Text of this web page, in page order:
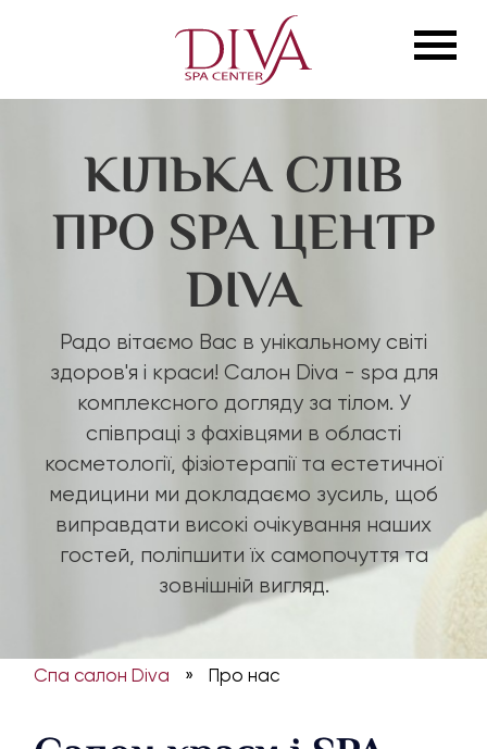
КІЛЬКА СЛІВ
ПРО SPA ЦЕНТР
DIVA
Радо вітаємо Вас в унікальному світі
здоров'я і краси! Салон Diva - spa для
комплексного догляду за тілом. У
співпраці з фахівцями в області
косметології, фізіотерапії та естетичної
медицини ми докладаємо зусиль, щоб
виправдати високі очікування наших
гостей, поліпшити їх самопочуття та
зовнішній вигляд.
Спа салон Diva » Про нас